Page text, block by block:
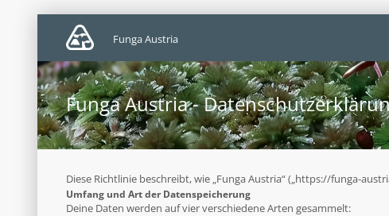
Funga Austria
Funga Austria -
Diese Richtlinie beschreibt, wie „Funga Austria“ („https://funga-
Umfang und Art der Datenspeicherung
Deine Daten werden auf vier verschiedene Arten gesammelt: